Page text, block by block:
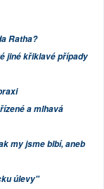
Ratha?
jiné křiklavé případy
a mlhavá
my jsme blbí, aneb
úlevy"